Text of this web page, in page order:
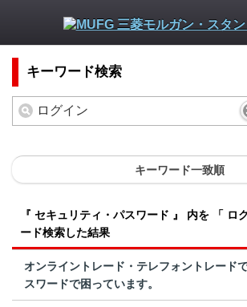
キーワード検索
キーワード一致順
『 セキュリティ・パスワード 』 内を 「 ロ
ード検索した結果
オンライントレード・テレフォントレード
スワードで困っています。